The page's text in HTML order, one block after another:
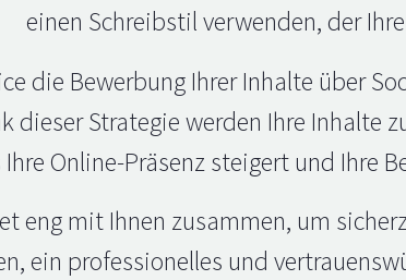
einen Schreibstil verwenden, der
die Bewerbung Ihrer Inhalte über
dieser Strategie werden Ihre
Ihre Online-Präsenz steigert und Ihre
eng mit Ihnen zusammen, um
ein professionelles und